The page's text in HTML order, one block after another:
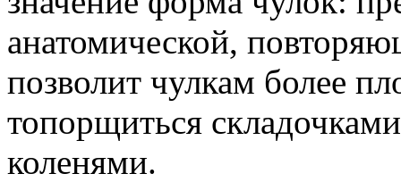
анатомической,
позволит чулкам более
топорщиться
коленями.